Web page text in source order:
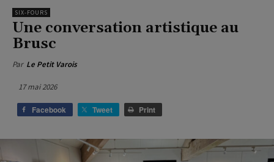
SIX-FOURS
Une conversation artistique au
Brusc
Par Le Petit Varois
17 mai 2026
Facebook Tweet Print